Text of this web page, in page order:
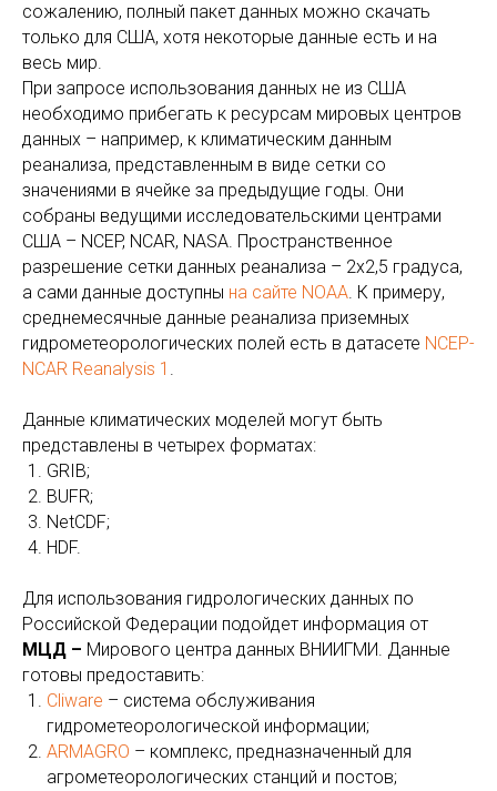
сожалению, полный пакет данных можно скачать
только для США, хотя некоторые данные есть и на
весь мир.
При запросе использования данных не из США
необходимо прибегать к ресурсам мировых центров
данных – например, к климатическим данным
реанализа, представленным в виде сетки со
значениями в ячейке за предыдущие годы. Они
собраны ведущими исследовательскими центрами
США – NCEP, NCAR, NASA. Пространственное
разрешение сетки данных реанализа – 2x2,5 градуса,
а сами данные доступны на сайте NOAA. К примеру,
среднемесячные данные реанализа приземных
гидрометеорологических полей есть в датасете NCEP-
NCAR Reanalysis 1 .
Данные климатических моделей могут быть
представлены в четырех форматах:
GRIB;
BUFR;
NetCDF;
HDF.
Для использования гидрологических данных по
Российской Федерации подойдет информация от
МЦД – Мирового центра данных ВНИИГМИ. Данные
готовы предоставить:
Cliware – система обслуживания
гидрометеорологической информации;
ARMAGRO – комплекс, предназначенный для
агрометеорологических станций и постов;